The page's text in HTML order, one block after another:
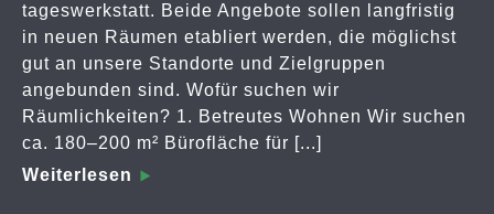
tageswerkstatt. Beide Angebote sollen langfristig
in neuen Räumen etabliert werden, die möglichst
gut an unsere Standorte und Zielgruppen
angebunden sind. Wofür suchen wir
Räumlichkeiten? 1. Betreutes Wohnen Wir suchen
ca. 180–200 m² Bürofläche für [...]
Weiterlesen